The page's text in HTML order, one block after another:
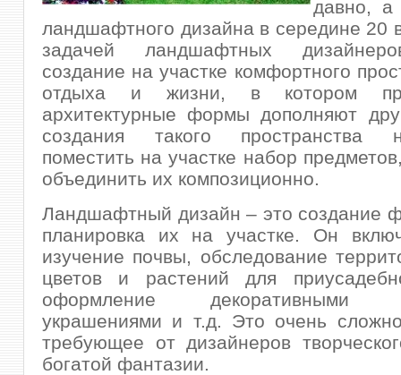
давно, а
ландшафтного дизайна в середине 20
задачей ландшафтных
создание на участке комфортного
отдыха и жизни, в котором
архитектурные формы дополняют
создания такого пространства
поместить на участке набор
объединить их композиционно.
Ландшафтный дизайн – это создание
планировка их на участке. Он
изучение почвы, обследование
цветов и растений для
оформление декоративными
украшениями и т.д. Это очень
требующее от дизайнеров
богатой фантазии.